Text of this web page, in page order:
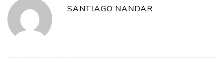
SANTIAGO NANDAR